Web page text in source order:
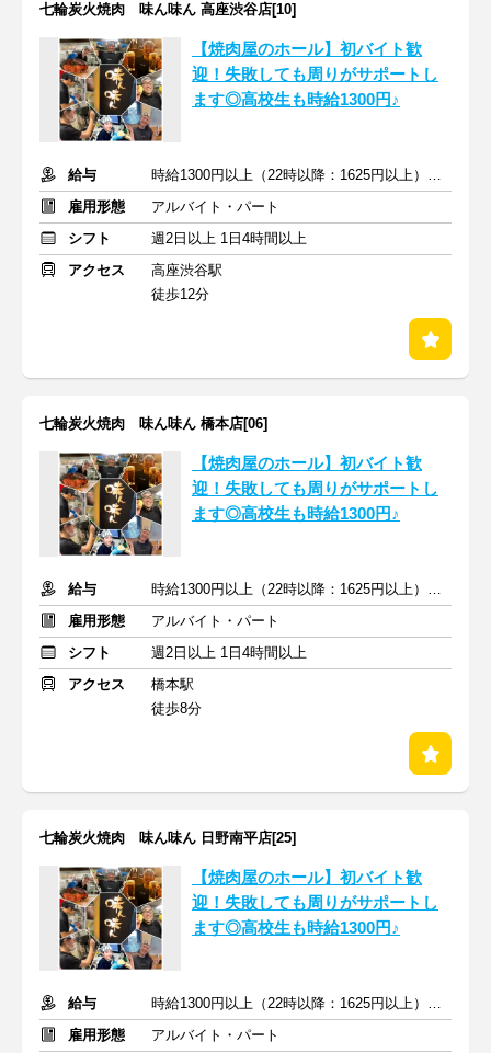
七輪炭火焼肉 味ん味ん 高座渋谷店[10]
【焼肉屋のホール】初バイト歓
迎！失敗しても周りがサポートし
ます◎高校生も時給1300円♪
給与
時給1300円以上（22時以降：1625円以上）＋交通費支給
雇用形態
アルバイト・パート
シフト
週2日以上 1日4時間以上
アクセス
高座渋谷駅
徒歩12分
七輪炭火焼肉 味ん味ん 橋本店[06]
【焼肉屋のホール】初バイト歓
迎！失敗しても周りがサポートし
ます◎高校生も時給1300円♪
給与
時給1300円以上（22時以降：1625円以上）＋交通費支給
雇用形態
アルバイト・パート
シフト
週2日以上 1日4時間以上
アクセス
橋本駅
徒歩8分
七輪炭火焼肉 味ん味ん 日野南平店[25]
【焼肉屋のホール】初バイト歓
迎！失敗しても周りがサポートし
ます◎高校生も時給1300円♪
給与
時給1300円以上（22時以降：1625円以上）＋交通費支給
雇用形態
アルバイト・パート